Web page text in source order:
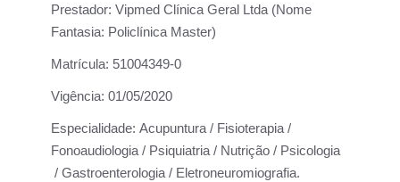
Prestador: Vipmed Clínica Geral Ltda (Nome
Fantasia: Policlínica Master)
Matrícula: 51004349-0
Vigência: 01/05/2020
Especialidade: Acupuntura / Fisioterapia /
Fonoaudiologia / Psiquiatria / Nutrição / Psicologia
/ Gastroenterologia / Eletroneuromiografia.